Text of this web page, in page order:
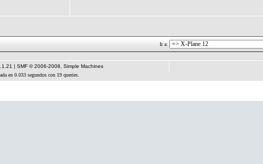
Ir a:
| SMF © 2006-2008, Simple Machines
en 0.033 segundos con 19 queries.